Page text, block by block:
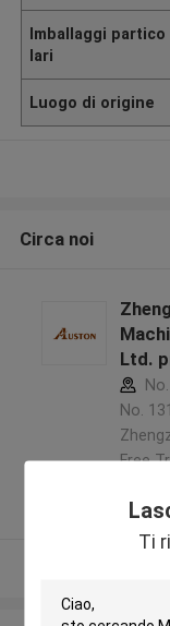
Ti
Imballaggi partico
lari
Luogo di origine
Circa noi
Ltd.
No.
Free